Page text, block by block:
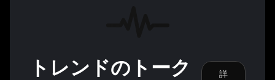
トレンドのトーク
詳